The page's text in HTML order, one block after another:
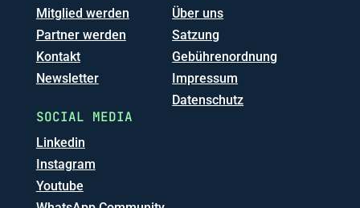
Mitglied werden
Partner werden
Kontakt
Newsletter
Über uns
Satzung
Gebührenordnung
Impressum
Datenschutz
SOCIAL MEDIA
Linkedin
Instagram
Youtube